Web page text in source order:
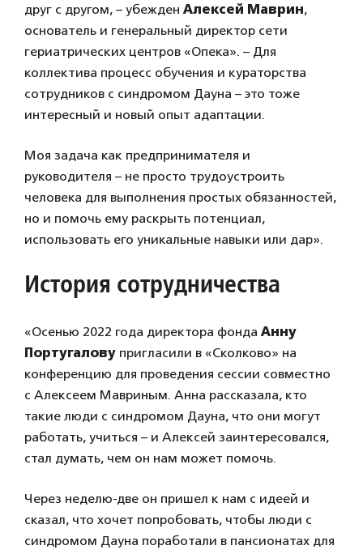
друг с другом, – убежден Алексей Маврин,
основатель и генеральный директор сети
гериатрических центров «Опека». – Для
коллектива процесс обучения и кураторства
сотрудников с синдромом Дауна – это тоже
интересный и новый опыт адаптации.
Моя задача как предпринимателя и
руководителя – не просто трудоустроить
человека для выполнения простых обязанностей,
но и помочь ему раскрыть потенциал,
использовать его уникальные навыки или дар».
История сотрудничества
«Осенью 2022 года директора фонда Анну
Португалову пригласили в «Сколково» на
конференцию для проведения сессии совместно
с Алексеем Мавриным. Анна рассказала, кто
такие люди с синдромом Дауна, что они могут
работать, учиться – и Алексей заинтересовался,
стал думать, чем он нам может помочь.
Через неделю-две он пришел к нам с идеей и
сказал, что хочет попробовать, чтобы люди с
синдромом Дауна поработали в пансионатах для